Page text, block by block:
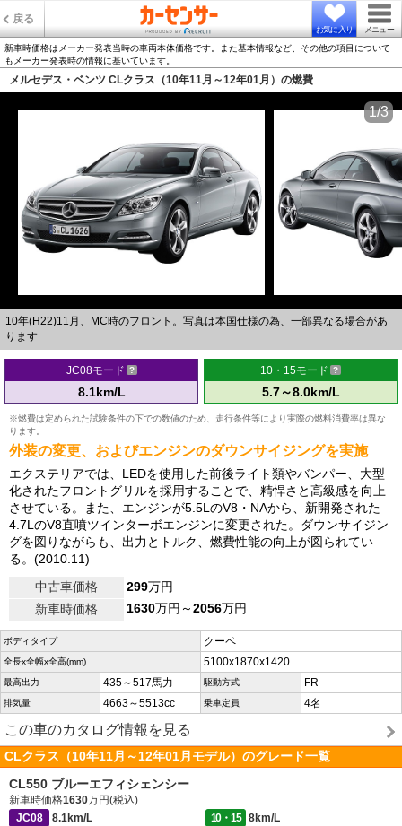
戻る
お気に入り メニュー
新車時価格はメーカー発表当時の車両本体価格です。また基本情報など、その他の項目について
もメーカー発表時の情報に基いています。
メルセデス・ベンツ CLクラス（10年11月～12年01月）の燃費
10年(H22)11月、MC時のフロント。写真は本国仕様の為、一部異なる場合があ
ります
1/3
JC08モード
8.1km/L
10・15モード
5.7～8.0km/L
※燃費は定められた試験条件の下での数値のため、走行条件等により実際の燃料消費率は異な
ります。
外装の変更、およびエンジンのダウンサイジングを実施
エクステリアでは、LEDを使用した前後ライト類やバンパー、大型
化されたフロントグリルを採用することで、精悍さと高級感を向上
させている。また、エンジンが5.5LのV8・NAから、新開発された
4.7LのV8直噴ツインターボエンジンに変更された。ダウンサイジン
グを図りながらも、出力とトルク、燃費性能の向上が図られてい
る。(2010.11)
中古車価格
299万円
新車時価格
1630万円～2056万円
ボディタイプ クーペ
全長x全幅x全高(mm) 5100x1870x1420
最高出力 435～517馬力 駆動方式 FR
排気量 4663～5513cc 乗車定員 4名
この車のカタログ情報を見る
CLクラス（10年11月～12年01月モデル）のグレード一覧
CL550 ブルーエフィシェンシー
新車時価格1630万円(税込)
JC08
8.1km/L 10・15
8km/L